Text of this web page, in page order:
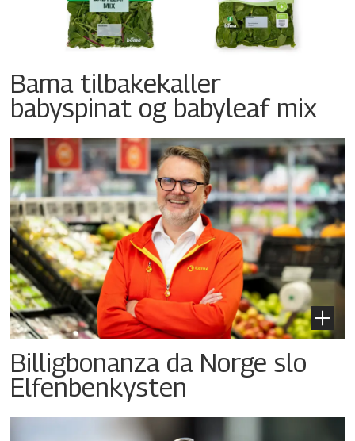
Bama tilbakekaller
babyspinat og babyleaf mix
Billigbonanza da Norge slo
Elfenbenkysten